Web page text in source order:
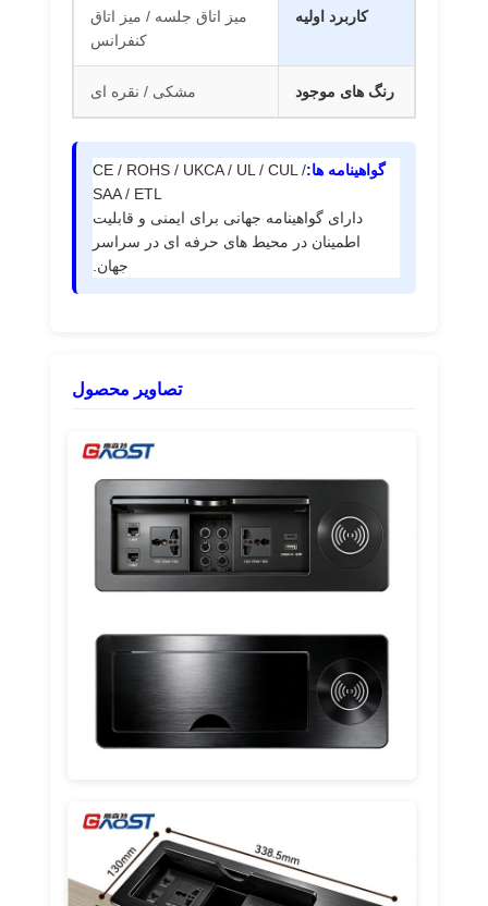
فاضلاب برق دکمه ی میز
سازمان دهنده کابل میز
شارژر USB توکار
لوازم جانبی میز بالابر
کاربرد اولیه
میز اتاق جلسه / میز اتاق
کنفرانس
رنگ های موجود مشکی / نقره ای
گواهینامه ها:CE / ROHS / UKCA / UL / CUL /
SAA / ETL
دارای گواهینامه جهانی برای ایمنی و قابلیت
اطمینان در محیط های حرفه ای در سراسر
جهان.
تصاویر محصول